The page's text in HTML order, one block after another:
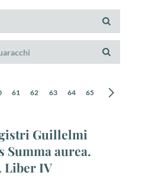
61 62 63 64 65 66
Guillelmi
Summa aurea.
Liber IV